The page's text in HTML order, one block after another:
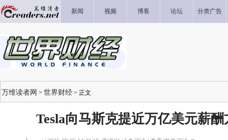
新闻 视频 博客 论坛 分类广告
万维读者网 > 世界财经 > 正文
Tesla向马斯克提近万亿美元薪